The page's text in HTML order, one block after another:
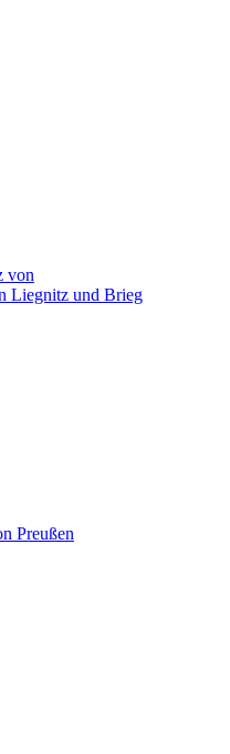
von
Liegnitz und Brieg
Preußen